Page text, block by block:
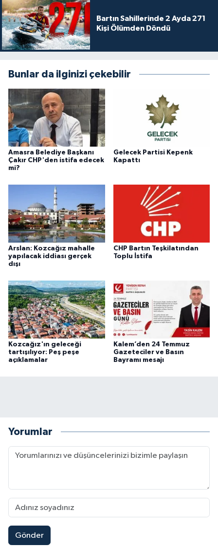
Bartın Sahillerinde 2 Ayda 271
Kişi Ölümden Döndü
Bunlar da ilginizi çekebilir
Amasra Belediye Başkanı
Çakır CHP'den istifa edecek
mi?
Gelecek Partisi Kepenk
Kapattı
Arslan: Kozcağız mahalle
yapılacak iddiası gerçek
dışı
CHP Bartın Teşkilatından
Toplu İstifa
Kozcağız'ın geleceği
tartışılıyor: Peş peşe
açıklamalar
Kalem’den 24 Temmuz
Gazeteciler ve Basın
Bayramı mesajı
Yorumlar
Gönder